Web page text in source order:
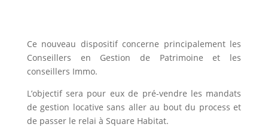
Ce nouveau dispositif concerne principalement les
Conseillers en Gestion de Patrimoine et les
conseillers Immo.
L’objectif sera pour eux de pré-vendre les mandats
de gestion locative sans aller au bout du process et
de passer le relai à Square Habitat.